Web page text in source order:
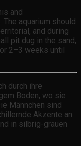
and
aquarium should
and during
pit dug in the sand,
2–3 weeks until
durch ihre
Boden, wo sie
Männchen sind
Akzente an
in silbrig-grauen